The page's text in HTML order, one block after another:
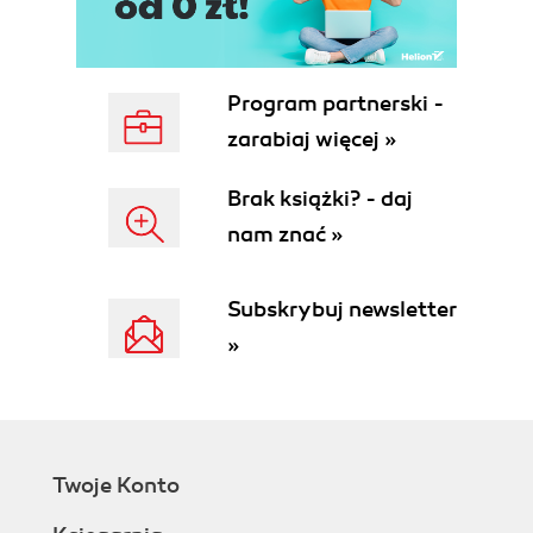
The Function Invocation Pattern
The Constructor Invocation Pattern
The Apply Invocation Pattern
Return
Exceptions
Recursion
Scope
Module
Cascade
Object Specifiers
Program partnerski -
zarabiaj więcej »
Brak książki? - daj
nam znać »
Subskrybuj newsletter
»
Twoje Konto